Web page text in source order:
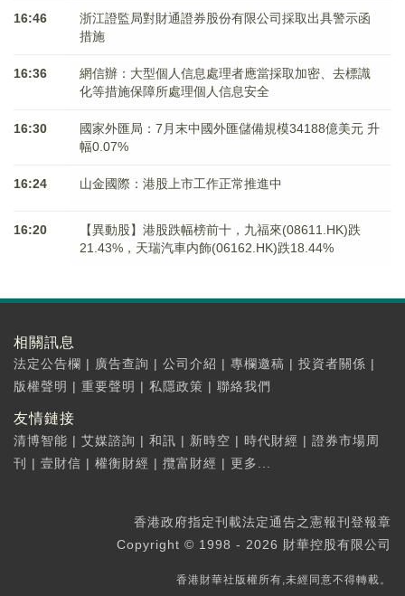
16:46
浙江證監局對財通證券股份有限公司採取出具警示函
措施
16:36
網信辦：大型個人信息處理者應當採取加密、去標識
化等措施保障所處理個人信息安全
16:30
國家外匯局：7月末中國外匯儲備規模34188億美元 升
幅0.07%
16:24 山金國際：港股上市工作正常推進中
16:20
【異動股】港股跌幅榜前十，九福來(08611.HK)跌
21.43%，天瑞汽車内飾(06162.HK)跌18.44%
相關訊息
法定公告欄 | 廣告查詢 | 公司介紹 | 專欄邀稿 | 投資者關係 |
版權聲明 | 重要聲明 | 私隱政策 | 聯絡我們
友情鏈接
清博智能 | 艾媒諮詢 | 和訊 | 新時空 | 時代財經 | 證券市場周
刊 | 壹財信 | 權衡財經 | 攬富財經 | 更多...
香港政府指定刊載法定通告之憲報刊登報章
Copyright © 1998 - 2026 財華控股有限公司
香港財華社版權所有,未經同意不得轉載。